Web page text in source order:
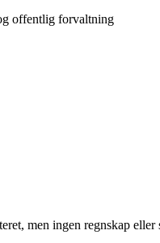
offentlig forvaltning
men ingen regnskap